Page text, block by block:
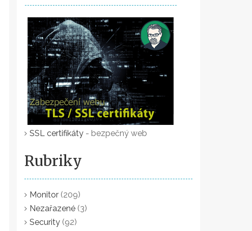
SSL certifikáty - bezpečný web
Rubriky
Monitor (209)
Nezařazené (3)
Security (92)